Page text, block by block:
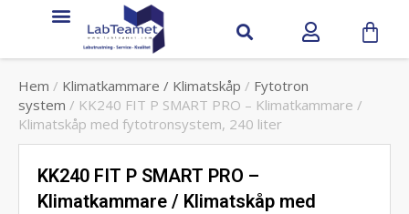
Hem / Klimatkammare / Klimatskåp / Fytotron
system / KK240 FIT P SMART PRO – Klimatkammare /
Klimatskåp med fytotronsystem, 240 liter
KK240 FIT P SMART PRO –
Klimatkammare / Klimatskåp med